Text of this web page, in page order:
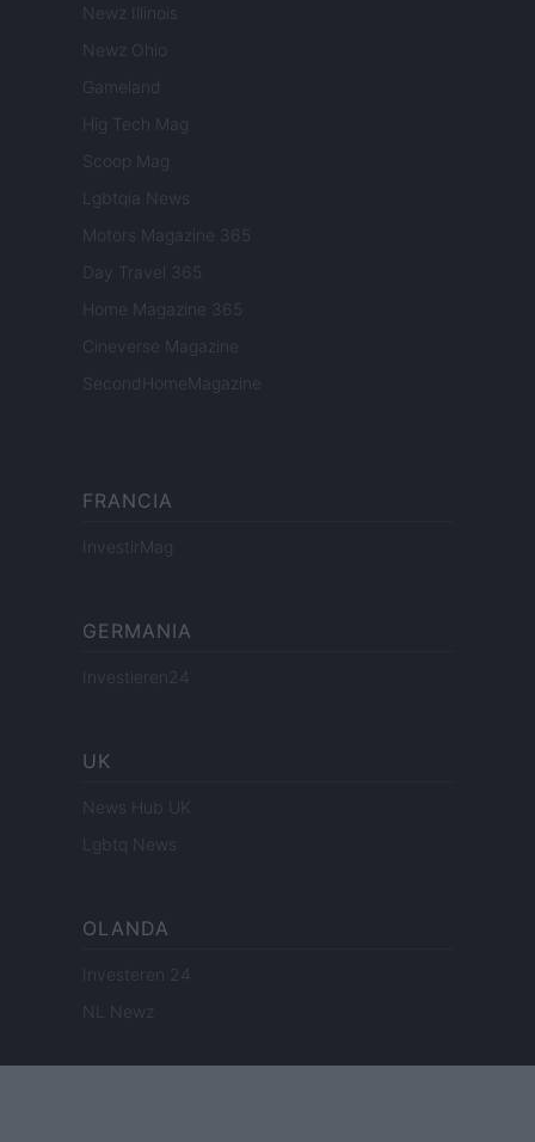
Newz Illinois
Newz Ohio
Gameland
Hig Tech Mag
Scoop Mag
Lgbtqia News
Motors Magazine 365
Day Travel 365
Home Magazine 365
Cineverse Magazine
SecondHomeMagazine
FRANCIA
InvestirMag
GERMANIA
Investieren24
UK
News Hub UK
Lgbtq News
OLANDA
Investeren 24
NL Newz